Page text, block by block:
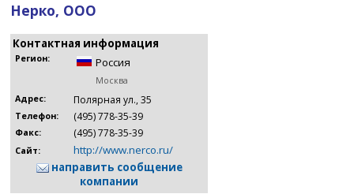
Нерко, ООО
Контактная информация
Регион: Россия
Москва
Адрес:
Полярная ул., 35
Телефон: (495) 778-35-39
Факс: (495) 778-35-39
Сайт:
http://www.nerco.ru/
направить сообщение
компании